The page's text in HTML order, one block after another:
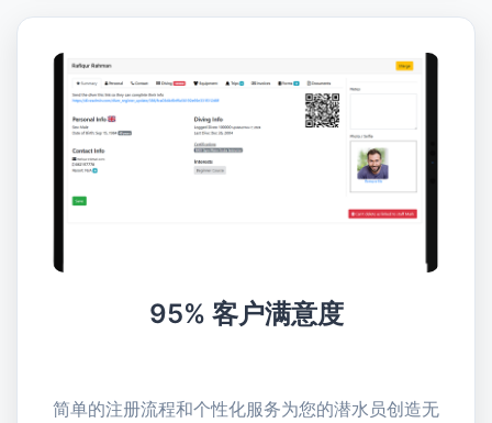
95% 客户满意度
简单的注册流程和个性化服务为您的潜水员创造无